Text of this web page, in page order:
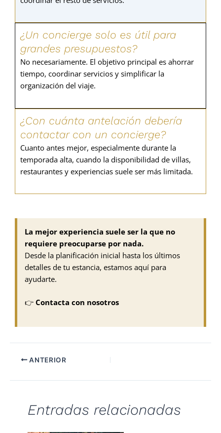
¿Un concierge solo es útil para
grandes presupuestos?
No necesariamente. El objetivo principal es ahorrar
tiempo, coordinar servicios y simplificar la
organización del viaje.
¿Con cuánta antelación debería
contactar con un concierge?
Cuanto antes mejor, especialmente durante la
temporada alta, cuando la disponibilidad de villas,
restaurantes y experiencias suele ser más limitada.
La mejor experiencia suele ser la que no
requiere preocuparse por nada.
Desde la planificación inicial hasta los últimos
detalles de tu estancia, estamos aquí para
ayudarte.
👉 Contacta con nosotros
ANTERIOR
Entradas relacionadas